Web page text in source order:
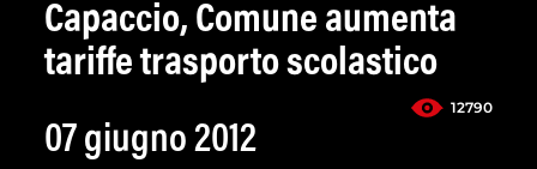
Capaccio, Comune aumenta
tariffe trasporto scolastico
12790
07 giugno 2012